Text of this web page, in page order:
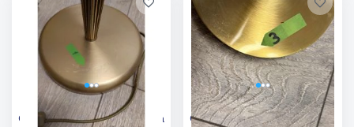
porównania porównania
Outlet - Rabalux Regina lampa
Outlet - Light Prestige